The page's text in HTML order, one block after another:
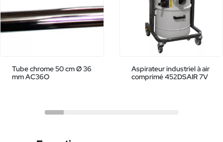
Tube chrome 50 cm Ø 36
mm AC36O
Aspirateur industriel à air
comprimé 452DSAIR 7V